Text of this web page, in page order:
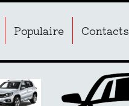
Populaire Contacts